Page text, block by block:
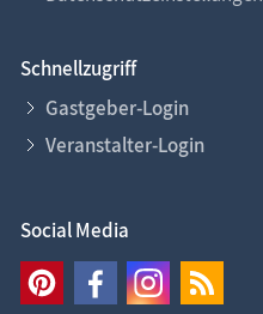
Schnellzugriff
Gastgeber-Login
Veranstalter-Login
Social Media